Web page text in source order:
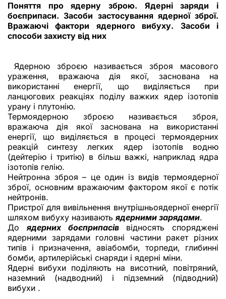
Поняття про ядерну зброю. Ядерні заряди і
боєприпаси. Засоби застосування ядерної зброї.
Вражаючі фактори ядерного вибуху. Засоби і
способи захисту від них
Ядерною зброєю називається зброя масового
ураження, вражаюча дія якої, заснована на
використанні енергії, що виділяється при
ланцюгових реакціях поділу важких ядер ізотопів
урану і плутонію.
Термоядерною зброєю називається зброя,
вражаюча дія якої заснована на використанні
енергії, що виділяється в процесі термоядерних
реакцій синтезу легких ядер ізотопів водню
(дейтерію і тритію) в більш важкі, наприклад ядра
ізотопів гелію.
Нейтронна зброя – це один із видів термоядерної
зброї, основним вражаючим фактором якої є потік
нейтронів.
Пристрої для вивільнення внутрішньоядерної енергії
шляхом вибуху називаютьядерними зарядами.
Доядерних боєприпасіввідносять споряджені
ядерними зарядами головні частини ракет різних
типів і призначення, авіабомби, торпеди, глибинні
бомби, артилерійські снаряди і ядерні міни.
Ядерні вибухи поділяють на висотний, повітряний,
наземний (надводний) і підземний (підводний)
вибухи .